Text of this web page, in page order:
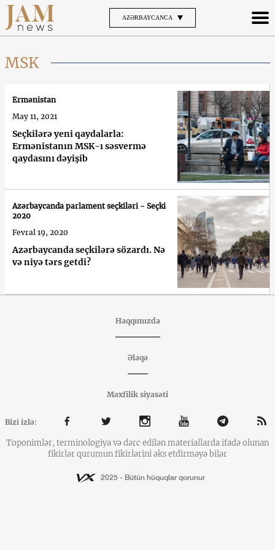
AZƏRBAYCANCA
MSK
Seçkilərə yeni qaydalarla:
Ermənistanın MSK-ı səsvermə
qaydasını dəyişib
Ermənistan
May 11, 2021
Azərbaycanda seçkilərə sözardı. Nə
və niyə tərs getdi?
Azərbaycanda parlament seçkiləri - Seçki
2020
Fevral 19, 2020
Haqqımızda
Əlaqə
Məxfilik siyasəti
Bizi izlə:
Toponimlər, terminologiya və dərc edilən materiallarda ifadə olunan
fikirlər qurumun fikirlərini əks etdirməyə bilər
2025 - Bütün hüquqlar qorunur